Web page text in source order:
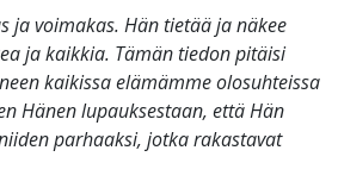
ja voimakas. Hän tietää ja näkee
ja kaikkia. Tämän tiedon pitäisi
kaikissa elämämme olosuhteissa
Hänen lupauksestaan, että Hän
parhaaksi, jotka rakastavat